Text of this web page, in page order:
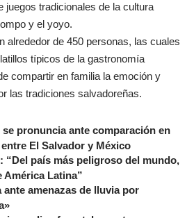
tradicionales de la cultura
y el yoyo.
alrededor de 450 personas, las cuales
típicos de la gastronomía
compartir en familia la emoción y
las tradiciones salvadoreñas.
pronuncia ante comparación en
El Salvador y México
“Del país más peligroso del mundo,
América Latina”
amenazas de lluvia por